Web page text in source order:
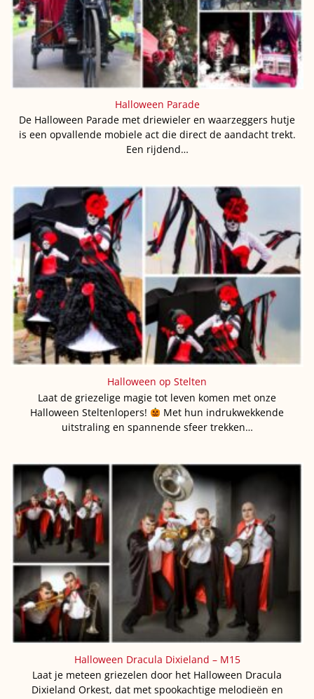
Halloween Parade
De Halloween Parade met driewieler en waarzeggers hutje
is een opvallende mobiele act die direct de aandacht trekt.
Een rijdend…
Halloween op Stelten
Laat de griezelige magie tot leven komen met onze
Halloween Steltenlopers!
Met hun indrukwekkende
uitstraling en spannende sfeer trekken…
Halloween Dracula Dixieland – M15
Laat je meteen griezelen door het Halloween Dracula
Dixieland Orkest, dat met spookachtige melodieën en